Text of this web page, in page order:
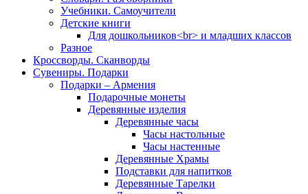
Учебники. Самоучители
Детские книги
Для дошкольников<br> и младших классов
Разное
Кроссворды. Сканворды
Сувениры. Подарки
Подарки – Армения
Подарочные монеты
Деревянные изделия
Деревянные часы
Часы настольные
Часы настенные
Деревянные Храмы
Подставки для напитков
Деревянные Тарелки